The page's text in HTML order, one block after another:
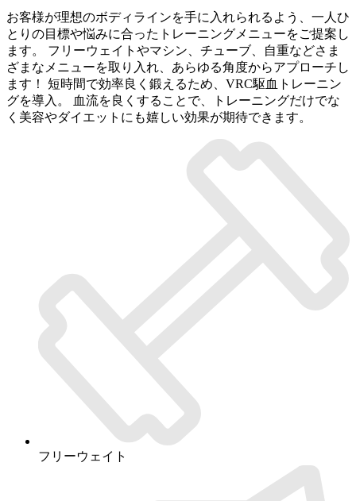
お客様が理想のボディラインを手に入れられるよう、一人ひ
とりの目標や悩みに合ったトレーニングメニューをご提案し
ます。 フリーウェイトやマシン、チューブ、自重などさま
ざまなメニューを取り入れ、あらゆる角度からアプローチし
ます！ 短時間で効率良く鍛えるため、VRC駆血トレーニン
グを導入。 血流を良くすることで、トレーニングだけでな
く美容やダイエットにも嬉しい効果が期待できます。
フリーウェイト